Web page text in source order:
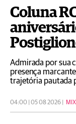
Coluna
Admirada por sua
presença
trajetória pautada
figura muito
04:00 | 05 08 2026 | MIX